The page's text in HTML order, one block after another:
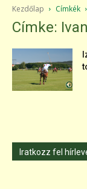
Kezdőlap Címkék
Címke:
Iratkozz fel